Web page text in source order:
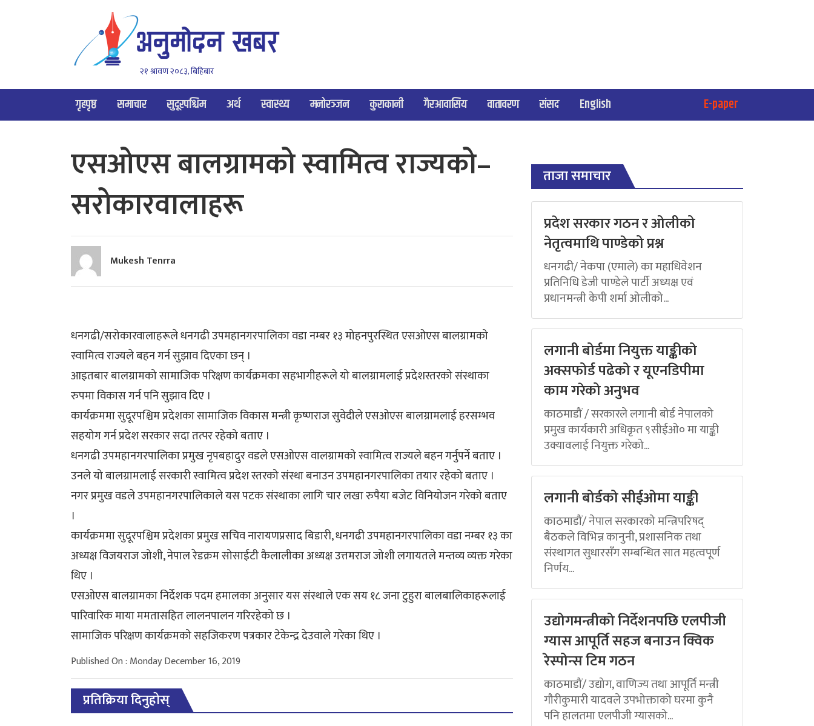
२१ श्रावण २०८३, बिहिबार
गृहपृष्ठ समाचार सुदूरपश्चिम अर्थ स्वास्थ्य मनोरञ्जन कुराकानी गैरआवासिय वातावरण संसद English E-paper
एसओएस बालग्रामको स्वामित्व राज्यको–
सरोकारवालाहरू
Mukesh Tenrra
धनगढी/सरोकारवालाहरूले धनगढी उपमहानगरपालिका वडा नम्बर १३ मोहनपुरस्थित एसओएस बालग्रामको
स्वामित्व राज्यले बहन गर्न सुझाव दिएका छन् ।
आइतबार बालग्रामको सामाजिक परिक्षण कार्यक्रमका सहभागीहरूले यो बालग्रामलाई प्रदेशस्तरको संस्थाका
रुपमा विकास गर्न पनि सुझाव दिए ।
कार्यक्रममा सुदूरपश्चिम प्रदेशका सामाजिक विकास मन्त्री कृष्णराज सुवेदीले एसओएस बालग्रामलाई हरसम्भव
सहयोग गर्न प्रदेश सरकार सदा तत्पर रहेको बताए ।
धनगढी उपमहानगरपालिका प्रमुख नृपबहादुर वडले एसओएस वालग्रामको स्वामित्व राज्यले बहन गर्नुपर्ने बताए ।
उनले यो बालग्रामलाई सरकारी स्वामित्व प्रदेश स्तरको संस्था बनाउन उपमहानगरपालिका तयार रहेको बताए ।
नगर प्रमुख वडले उपमहानगरपालिकाले यस पटक संस्थाका लागि चार लखा रुपैया बजेट विनियोजन गरेको बताए
।
कार्यक्रममा सुदूरपश्चिम प्रदेशका प्रमुख सचिव नारायणप्रसाद बिडारी, धनगढी उपमहानगरपालिका वडा नम्बर १३ का
अध्यक्ष विजयराज जोशी, नेपाल रेडक्रम सोसाईटी कैलालीका अध्यक्ष उत्तमराज जोशी लगायतले मन्तव्य व्यक्त गरेका
थिए ।
एसओएस बालग्रामका निर्देशक पदम हमालका अनुसार यस संस्थाले एक सय १८ जना टुहुरा बालबालिकाहरूलाई
पारिवारिक माया ममतासहित लालनपालन गरिरहेको छ ।
सामाजिक परिक्षण कार्यक्रमको सहजिकरण पत्रकार टेकेन्द्र देउवाले गरेका थिए ।
Published On : Monday December 16, 2019
प्रतिक्रिया दिनुहोस्
ताजा समाचार
प्रदेश सरकार गठन र ओलीको
नेतृत्वमाथि पाण्डेको प्रश्न
धनगढी/ नेकपा (एमाले) का महाधिवेशन
प्रतिनिधि डेजी पाण्डेले पार्टी अध्यक्ष एवं
प्रधानमन्त्री केपी शर्मा ओलीको...
लगानी बोर्डमा नियुक्त याङ्कीको
अक्सफोर्ड पढेको र यूएनडिपीमा
काम गरेको अनुभव
काठमाडौं / सरकारले लगानी बोर्ड नेपालको
प्रमुख कार्यकारी अधिकृत ९सीईओ० मा याङ्की
उक्यावलाई नियुक्त गरेको...
लगानी बोर्डको सीईओमा याङ्की
काठमाडौं/ नेपाल सरकारको मन्त्रिपरिषद्
बैठकले विभिन्न कानुनी, प्रशासनिक तथा
संस्थागत सुधारसँग सम्बन्धित सात महत्वपूर्ण
निर्णय...
उद्योगमन्त्रीको निर्देशनपछि एलपीजी
ग्यास आपूर्ति सहज बनाउन क्विक
रेस्पोन्स टिम गठन
काठमाडौं/ उद्योग, वाणिज्य तथा आपूर्ति मन्त्री
गौरीकुमारी यादवले उपभोक्ताको घरमा कुनै
पनि हालतमा एलपीजी ग्यासको...